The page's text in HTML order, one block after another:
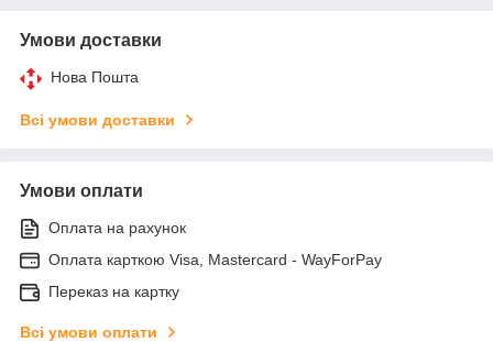
Умови доставки
Нова Пошта
Всі умови доставки
Умови оплати
Оплата на рахунок
Оплата карткою Visa, Mastercard - WayForPay
Переказ на картку
Всі умови оплати